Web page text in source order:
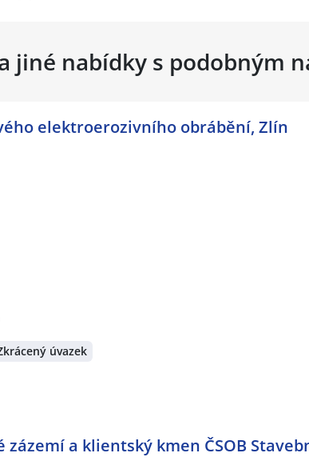
jiné nabídky s podobným
elektroerozivního obrábění, Zlín
úvazek
a klientský kmen ČSOB